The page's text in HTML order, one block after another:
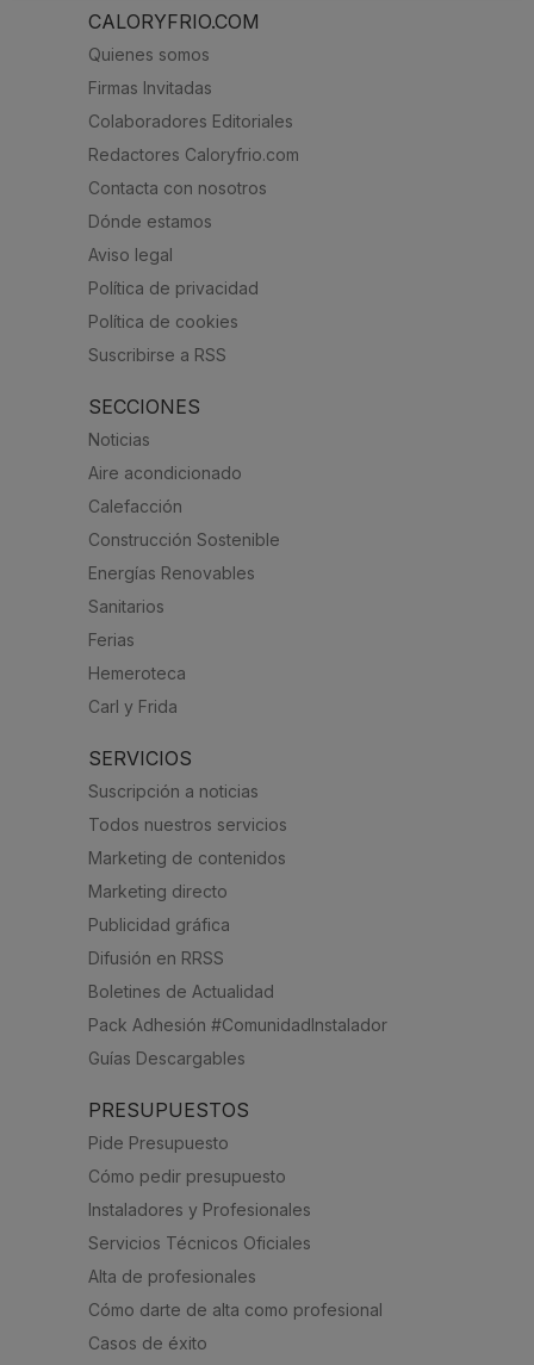
CALORYFRIO.COM
Quienes somos
Firmas Invitadas
Colaboradores Editoriales
Redactores Caloryfrio.com
Contacta con nosotros
Dónde estamos
Aviso legal
Política de privacidad
Política de cookies
Suscribirse a RSS
SECCIONES
Noticias
Aire acondicionado
Calefacción
Construcción Sostenible
Energías Renovables
Sanitarios
Ferias
Hemeroteca
Carl y Frida
SERVICIOS
Suscripción a noticias
Todos nuestros servicios
Marketing de contenidos
Marketing directo
Publicidad gráfica
Difusión en RRSS
Boletines de Actualidad
Pack Adhesión #ComunidadInstalador
Guías Descargables
PRESUPUESTOS
Pide Presupuesto
Cómo pedir presupuesto
Instaladores y Profesionales
Servicios Técnicos Oficiales
Alta de profesionales
Cómo darte de alta como profesional
Casos de éxito